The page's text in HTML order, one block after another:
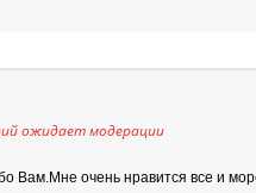
ожидает модерации
Вам.Мне очень нравится все и